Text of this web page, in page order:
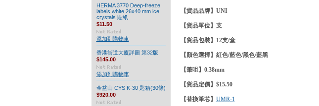
HERMA 3770 Deep-freeze
labels white 26x40 mm ice
crystals 貼紙
$11.50
添加到購物車
香港街道大廈詳圖 第32版
$145.00
添加到購物車
金益山 CYS K-30 匙箱(30條)
$920.00
【貨品品牌】UNI
【貨品單位】支
【貨品包裝】12支/盒
【顏色選擇】紅色/藍色/黑色/藍黑
【筆咀】0.38mm
【貨品定價】$15.50
【替換筆芯】 UMR-1